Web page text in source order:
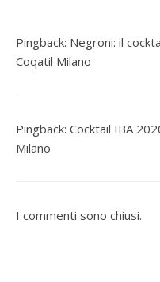
Pingback: Negroni: il
Coqatil Milano
Pingback: Cocktail IBA
Milano
I commenti sono chiusi.